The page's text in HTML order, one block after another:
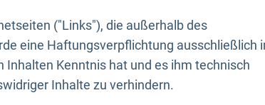
("Links"), die außerhalb des
eine Haftungsverpflichtung ausschließlich
Inhalten Kenntnis hat und es ihm technisch
Inhalte zu verhindern.